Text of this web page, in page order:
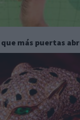
más puertas